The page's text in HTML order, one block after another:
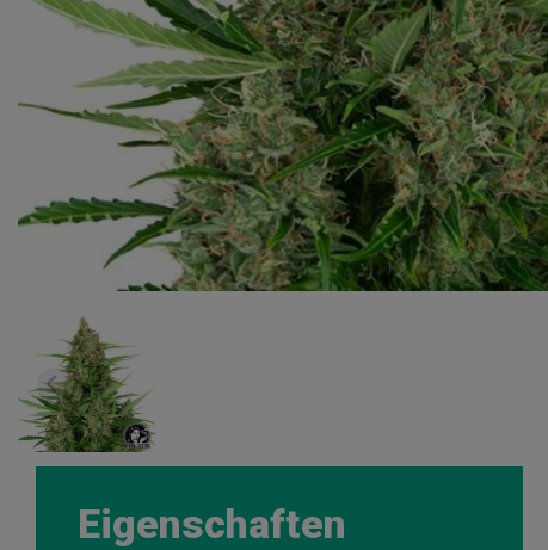
Eigenschaften